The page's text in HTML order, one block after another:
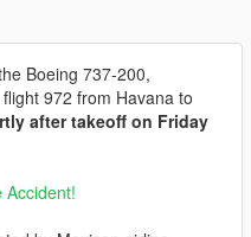
Boeing 737-200,
972 from Havana to
after takeoff on Friday
Accident!